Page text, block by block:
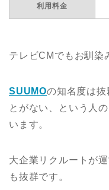
利用料金
テレビCMでもお馴染
SUUMOの知名度は抜
とがない、という人
います。
大企業リクルートが
も抜群です。